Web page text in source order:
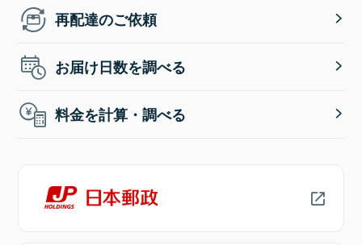
再配達のご依頼
お届け日数を調べる
料金を計算・調べる